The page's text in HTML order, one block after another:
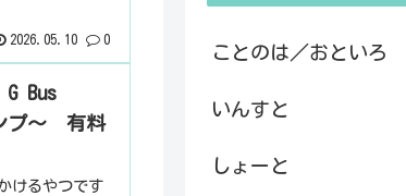
2026.05.10 0
G Bus
プ～ 有料
けるやつです
ことのは／おといろ
いんすと
しょーと